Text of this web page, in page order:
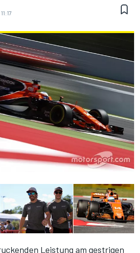
Leistung am gestrigen